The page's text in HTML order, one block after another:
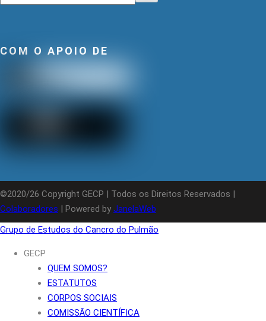
COM O APOIO DE
©2020/26 Copyright GECP | Todos os Direitos Reservados |
Colaboradores | Powered by JanelaWeb
Grupo de Estudos do Cancro do Pulmão
GECP
QUEM SOMOS?
ESTATUTOS
CORPOS SOCIAIS
COMISSÃO CIENTÍFICA